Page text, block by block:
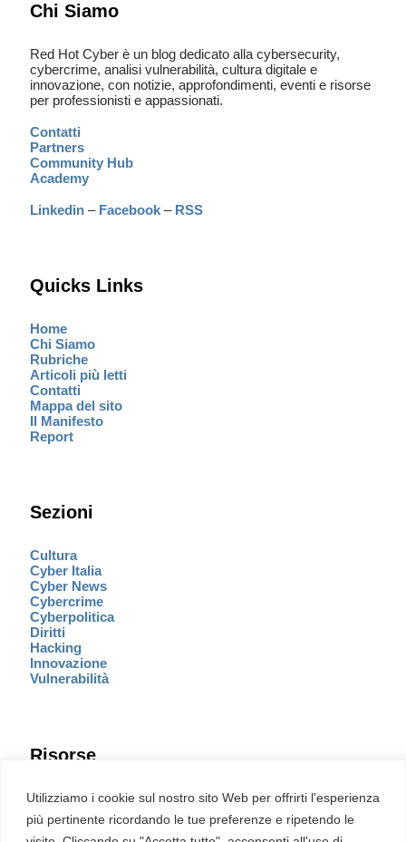
Utilizziamo i cookie sul nostro sito Web per offrirti l'esperienza
più pertinente ricordando le tue preferenze e ripetendo le
Chi Siamo
Red Hot Cyber è un blog dedicato alla cybersecurity,
cybercrime, analisi vulnerabilità, cultura digitale e
innovazione, con notizie, approfondimenti, eventi e risorse
per professionisti e appassionati.
Contatti
Partners
Community Hub
Academy
Linkedin – Facebook – RSS
Quicks Links
Home
Chi Siamo
Rubriche
Articoli più letti
Contatti
Mappa del sito
Il Manifesto
Report
Sezioni
Cultura
Cyber Italia
Cyber News
Cybercrime
Cyberpolitica
Diritti
Hacking
Innovazione
Vulnerabilità
Risorse
Eventi
Fumetto Cyber
Newsletter